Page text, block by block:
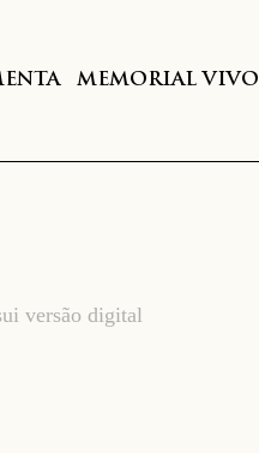
MEMORIAL VIVO
versão digital